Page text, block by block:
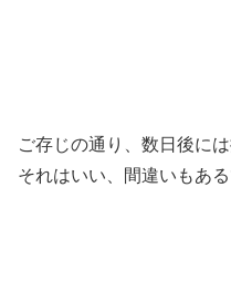
ご存じの通り、数日後に
それはいい、間違いもある